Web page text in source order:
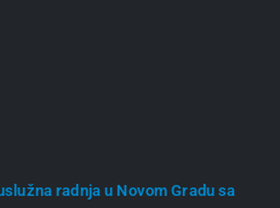
radnja u Novom Gradu sa